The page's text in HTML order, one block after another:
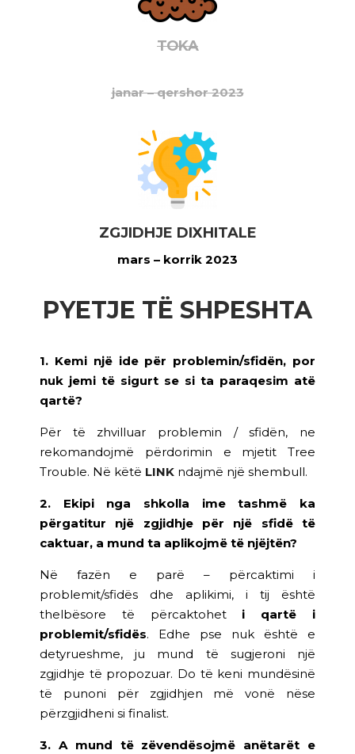
TOKA
janar – qershor 2023
ZGJIDHJE DIXHITALE
mars – korrik 2023
PYETJE TË SHPESHTA
1. Kemi një ide për problemin/sfidën, por
nuk jemi të sigurt se si ta paraqesim atë
qartë?
Për të zhvilluar problemin / sfidën, ne
rekomandojmë përdorimin e mjetit Tree
Trouble. Në këtë LINK ndajmë një shembull.
2. Ekipi nga shkolla ime tashmë ka
përgatitur një zgjidhje për një sfidë të
caktuar, a mund ta aplikojmë të njëjtën?
Në fazën e parë – përcaktimi i
problemit/sfidës dhe aplikimi, i tij është
thelbësore të përcaktohet i qartë i
problemit/sfidës. Edhe pse nuk është e
detyrueshme, ju mund të sugjeroni një
zgjidhje të propozuar. Do të keni mundësinë
të punoni për zgjidhjen më vonë nëse
përzgjidheni si finalist.
3. A mund të zëvendësojmë anëtarët e